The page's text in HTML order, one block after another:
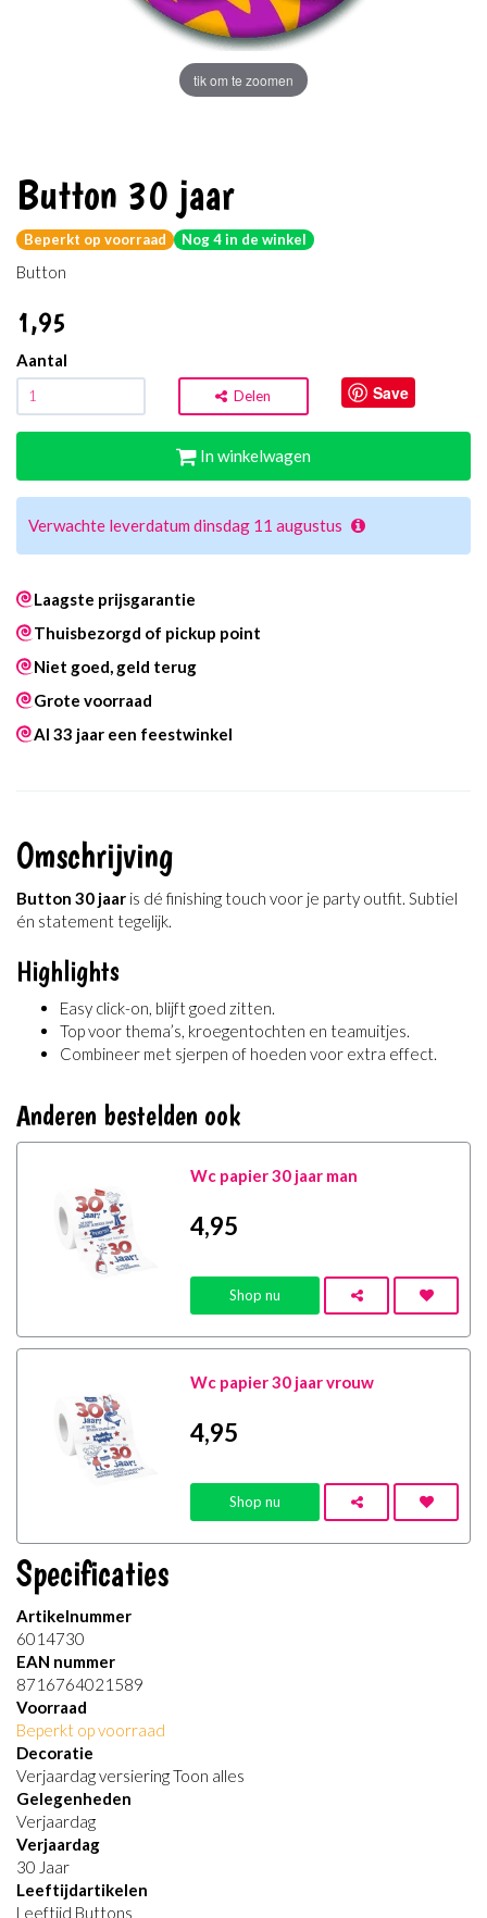
tik om te zoomen
Button 30 jaar
Beperkt op voorraad Nog 4 in de winkel
Button
1,95
Aantal
Delen Save
In winkelwagen
Verwachte leverdatum dinsdag 11 augustus
Laagste prijsgarantie
Thuisbezorgd of pickup point
Niet goed, geld terug
Grote voorraad
Al 33 jaar een feestwinkel
Omschrijving
Button 30 jaar is dé finishing touch voor je party outfit. Subtiel
én statement tegelijk.
Highlights
Easy click-on, blijft goed zitten.
Top voor thema’s, kroegentochten en teamuitjes.
Combineer met sjerpen of hoeden voor extra effect.
Anderen bestelden ook
Wc papier 30 jaar man
4,95
Shop nu
Wc papier 30 jaar vrouw
4,95
Shop nu
Specificaties
Artikelnummer
6014730
EAN nummer
8716764021589
Voorraad
Beperkt op voorraad
Decoratie
Verjaardag versiering Toon alles
Gelegenheden
Verjaardag
Verjaardag
30 Jaar
Leeftijdartikelen
Leeftijd Buttons